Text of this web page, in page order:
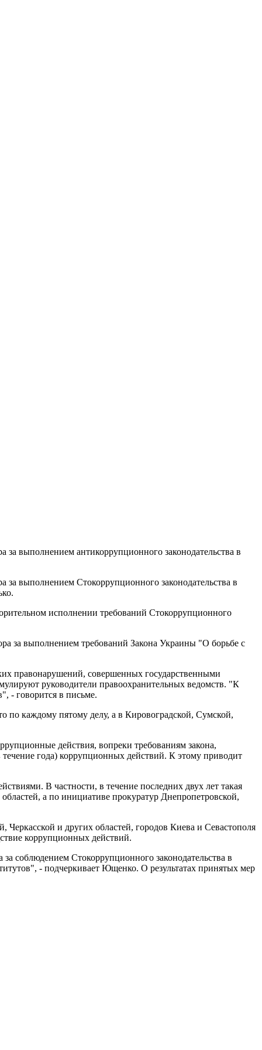
выполнением антикоррупционного законодательства в
выполнением Стокоррупционного законодательства в
исполнении требований Стокоррупционного
за выполнением требований Закона Украины "О борьбе с
правонарушений, совершенных государственными
руководители правоохранительных ведомств. "К
- говорится в письме.
по каждому пятому делу, а в Кировоградской, Сумской,
действия, вопреки требованиям закона,
года) коррупционных действий. К этому приводит
В частности, в течение последних двух лет такая
а по инициативе прокуратур Днепропетровской,
и других областей, городов Киева и Севастополя
коррупционных действий.
соблюдением Стокоррупционного законодательства в
- подчеркивает Ющенко. О результатах принятых мер